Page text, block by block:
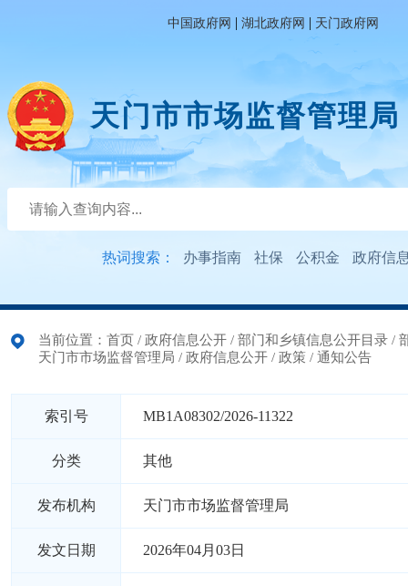
中国政府网 | 湖北政府网 | 天门政府网
天门市市场监督管理局
热词搜索： 办事指南 社保 公积金 政府信
当前位置： 首页 / 政府信息公开 / 部门和乡镇信息公开目录 /
天门市市场监督管理局 / 政府信息公开 / 政策 / 通知公告
索引号 MB1A08302/2026-11322
分类 其他
发布机构 天门市市场监督管理局
发文日期 2026年04月03日